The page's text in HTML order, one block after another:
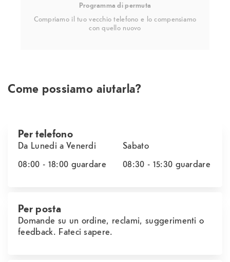
Programma di permuta
Compriamo il tuo vecchio telefono e lo compensiamo
con quello nuovo
Come possiamo aiutarla?
Per telefono
Da Lunedi a Venerdi
08:00 - 18:00 guardare
Sabato
08:30 - 15:30 guardare
Per posta
Domande su un ordine, reclami, suggerimenti o
feedback. Fateci sapere.